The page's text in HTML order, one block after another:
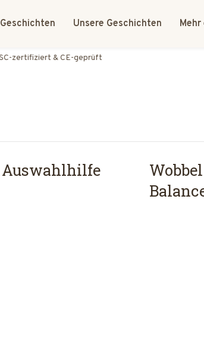
Unsere Geschichten
& CE-geprüft
Auswahlhilfe
Wobbel